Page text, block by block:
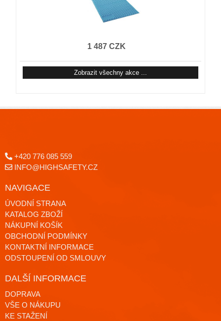
1 487 CZK
Zobrazit všechny akce ...
+420 776 085 559
INFO@HIGHSAFETY.CZ
NAVIGACE
ÚVODNÍ STRANA
KATALOG ZBOŽÍ
NÁKUPNÍ KOŠÍK
OBCHODNÍ PODMÍNKY
KONTAKTNÍ INFORMACE
ODSTOUPENÍ OD SMLOUVY
DALŠÍ INFORMACE
DOPRAVA
VŠE O NÁKUPU
KE STAŽENÍ